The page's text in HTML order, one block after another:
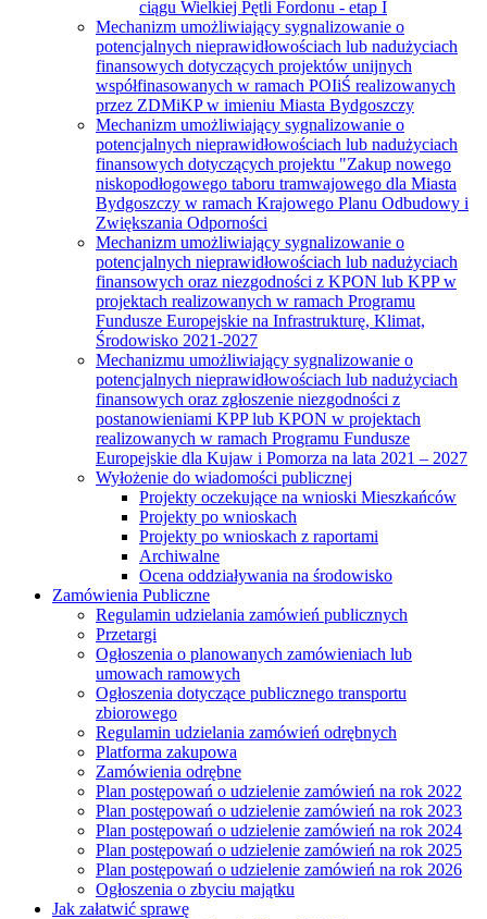
ciągu Wielkiej Pętli Fordonu - etap I
Mechanizm umożliwiający sygnalizowanie o
potencjalnych nieprawidłowościach lub nadużyciach
finansowych dotyczących projektów unijnych
współfinasowanych w ramach POIiŚ realizowanych
przez ZDMiKP w imieniu Miasta Bydgoszczy
Mechanizm umożliwiający sygnalizowanie o
potencjalnych nieprawidłowościach lub nadużyciach
finansowych dotyczących projektu "Zakup nowego
niskopodłogowego taboru tramwajowego dla Miasta
Bydgoszczy w ramach Krajowego Planu Odbudowy i
Zwiększania Odporności
Mechanizm umożliwiający sygnalizowanie o
potencjalnych nieprawidłowościach lub nadużyciach
finansowych oraz niezgodności z KPON lub KPP w
projektach realizowanych w ramach Programu
Fundusze Europejskie na Infrastrukturę, Klimat,
Środowisko 2021-2027
Mechanizmu umożliwiający sygnalizowanie o
potencjalnych nieprawidłowościach lub nadużyciach
finansowych oraz zgłoszenie niezgodności z
postanowieniami KPP lub KPON w projektach
realizowanych w ramach Programu Fundusze
Europejskie dla Kujaw i Pomorza na lata 2021 – 2027
Wyłożenie do wiadomości publicznej
Projekty oczekujące na wnioski Mieszkańców
Projekty po wnioskach
Projekty po wnioskach z raportami
Archiwalne
Ocena oddziaływania na środowisko
Zamówienia Publiczne
Regulamin udzielania zamówień publicznych
Przetargi
Ogłoszenia o planowanych zamówieniach lub
umowach ramowych
Ogłoszenia dotyczące publicznego transportu
zbiorowego
Regulamin udzielania zamówień odrębnych
Platforma zakupowa
Zamówienia odrębne
Plan postępowań o udzielenie zamówień na rok 2022
Plan postępowań o udzielenie zamówień na rok 2023
Plan postępowań o udzielenie zamówień na rok 2024
Plan postępowań o udzielenie zamówień na rok 2025
Plan postępowań o udzielenie zamówień na rok 2026
Ogłoszenia o zbyciu majątku
Jak załatwić sprawę